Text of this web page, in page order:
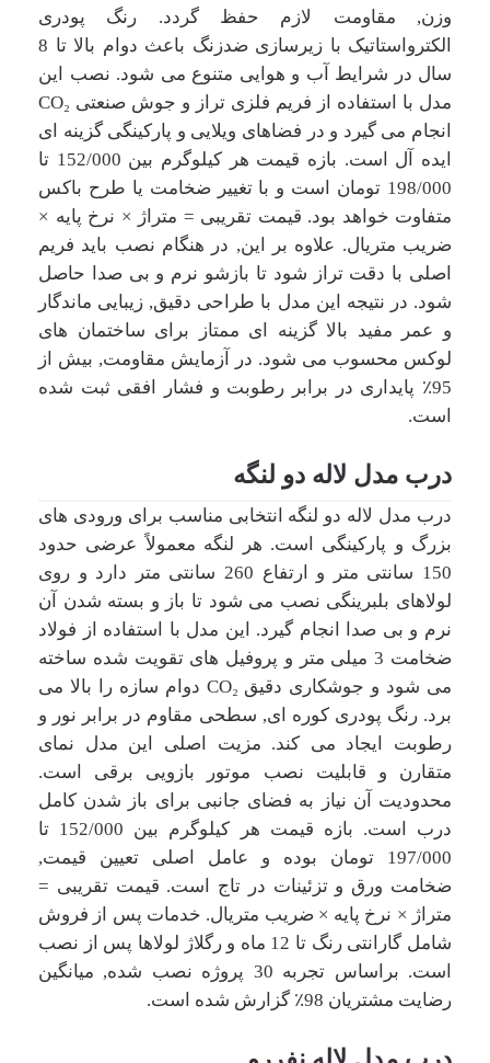
وزن, مقاومت لازم حفظ گردد. رنگ پودری
الکترواستاتیک با زیرسازی ضدزنگ باعث دوام بالا تا 8
سال در شرایط آب و هوایی متنوع می شود. نصب این
مدل با استفاده از فریم فلزی تراز و جوش صنعتی CO₂
انجام می گیرد و در فضاهای ویلایی و پارکینگی گزینه ای
ایده آل است. بازه قیمت هر کیلوگرم بین 152/000 تا
198/000 تومان است و با تغییر ضخامت یا طرح باکس
متفاوت خواهد بود. قیمت تقریبی = متراژ × نرخ پایه ×
ضریب متریال. علاوه بر این, در هنگام نصب باید فریم
اصلی با دقت تراز شود تا بازشو نرم و بی صدا حاصل
شود. در نتیجه این مدل با طراحی دقیق, زیبایی ماندگار
و عمر مفید بالا گزینه ای ممتاز برای ساختمان های
لوکس محسوب می شود. در آزمایش مقاومت, بیش از
95٪ پایداری در برابر رطوبت و فشار افقی ثبت شده
است.
درب مدل لاله دو لنگه
درب مدل لاله دو لنگه انتخابی مناسب برای ورودی های
بزرگ و پارکینگی است. هر لنگه معمولاً عرضی حدود
150 سانتی متر و ارتفاع 260 سانتی متر دارد و روی
لولاهای بلبرینگی نصب می شود تا باز و بسته شدن آن
نرم و بی صدا انجام گیرد. این مدل با استفاده از فولاد
ضخامت 3 میلی متر و پروفیل های تقویت شده ساخته
می شود و جوشکاری دقیق CO₂ دوام سازه را بالا می
برد. رنگ پودری کوره ای, سطحی مقاوم در برابر نور و
رطوبت ایجاد می کند. مزیت اصلی این مدل نمای
متقارن و قابلیت نصب موتور بازویی برقی است.
محدودیت آن نیاز به فضای جانبی برای باز شدن کامل
درب است. بازه قیمت هر کیلوگرم بین 152/000 تا
197/000 تومان بوده و عامل اصلی تعیین قیمت,
ضخامت ورق و تزئینات در تاج است. قیمت تقریبی =
متراژ × نرخ پایه × ضریب متریال. خدمات پس از فروش
شامل گارانتی رنگ تا 12 ماه و رگلاژ لولاها پس از نصب
است. براساس تجربه 30 پروژه نصب شده, میانگین
رضایت مشتریان 98٪ گزارش شده است.